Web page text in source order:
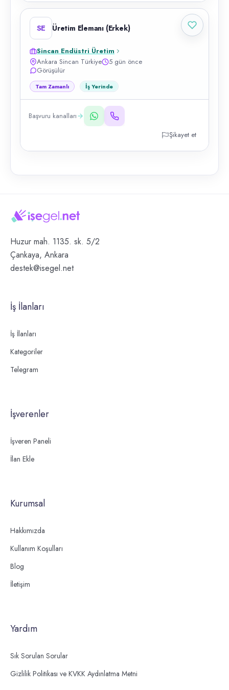
SE Üretim Elemanı (Erkek)
Sincan Endüstri Üretim
Ankara Sincan Türkiye
5 gün önce
Görüşülür
Tam Zamanlı İş Yerinde
Başvuru kanalları
Şikayet et
Huzur mah. 1135. sk. 5/2
Çankaya, Ankara
destek@isegel.net
İş İlanları
İş İlanları
Kategoriler
Telegram
İşverenler
İşveren Paneli
İlan Ekle
Kurumsal
Hakkımızda
Kullanım Koşulları
Blog
İletişim
Yardım
Sık Sorulan Sorular
Gizlilik Politikası ve KVKK Aydınlatma Metni